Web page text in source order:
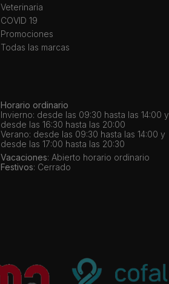
Veterinaria
COVID 19
Promociones
Todas las marcas
Horario ordinario
Invierno: desde las 09:30 hasta las 14:00 y
desde las 16:30 hasta las 20:00
Verano: desde las 09:30 hasta las 14:00 y
desde las 17:00 hasta las 20:30
Vacaciones: Abierto horario ordinario
Festivos: Cerrado